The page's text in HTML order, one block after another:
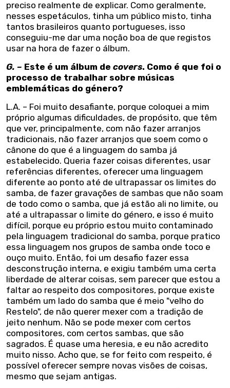
preciso realmente de explicar. Como geralmente,
nesses espetáculos, tinha um público misto, tinha
tantos brasileiros quanto portugueses, isso
conseguiu-me dar uma noção boa de que registos
usar na hora de fazer o álbum.
G. – Este é um álbum de covers. Como é que foi o
processo de trabalhar sobre músicas
emblemáticas do género?
L.A. – Foi muito desafiante, porque coloquei a mim
próprio algumas dificuldades, de propósito, que têm
que ver, principalmente, com não fazer arranjos
tradicionais, não fazer arranjos que soem como o
cânone do que é a linguagem do samba já
estabelecido. Queria fazer coisas diferentes, usar
referências diferentes, oferecer uma linguagem
diferente ao ponto até de ultrapassar os limites do
samba, de fazer gravações de sambas que não soam
de todo como o samba, que já estão ali no limite, ou
até a ultrapassar o limite do género, e isso é muito
difícil, porque eu próprio estou muito contaminado
pela linguagem tradicional do samba, porque pratico
essa linguagem nos grupos de samba onde toco e
ouço muito. Então, foi um desafio fazer essa
desconstrução interna, e exigiu também uma certa
liberdade de alterar coisas, sem parecer que estou a
faltar ao respeito dos compositores, porque existe
também um lado do samba que é meio "velho do
Restelo", de não querer mexer com a tradição de
jeito nenhum. Não se pode mexer com certos
compositores, com certos sambas, que são
sagrados. É quase uma heresia, e eu não acredito
muito nisso. Acho que, se for feito com respeito, é
possível oferecer sempre novas visões de coisas,
mesmo que sejam antigas.